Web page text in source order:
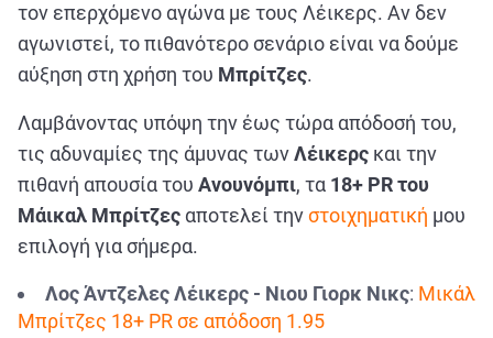
τον επερχόμενο αγώνα με τους Λέικερς. Αν δεν
αγωνιστεί, το πιθανότερο σενάριο είναι να δούμε
αύξηση στη χρήση του Μπρίτζες.
Λαμβάνοντας υπόψη την έως τώρα απόδοσή του,
τις αδυναμίες της άμυνας τωνΛέικερς και την
πιθανή απουσία του Ανουνόμπι, τα 18+ PR του
Μάικαλ Μπρίτζες αποτελεί τηνστοιχηματική μου
επιλογή για σήμερα.
Λος Άντζελες Λέικερς - Νιου Γιορκ Νικς: Μικάλ
Μπρίτζες 18+ PR σε απόδοση 1.95